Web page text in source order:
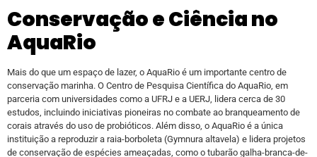
Conservação e Ciência no
AquaRio
Mais do que um espaço de lazer, o AquaRio é um importante centro de
conservação marinha. O Centro de Pesquisa Científica do AquaRio, em
parceria com universidades como a UFRJ e a UERJ, lidera cerca de 30
estudos, incluindo iniciativas pioneiras no combate ao branqueamento de
corais através do uso de probióticos. Além disso, o AquaRio é a única
instituição a reproduzir a raia-borboleta (Gymnura altavela) e lidera projetos
de conservação de espécies ameaçadas, como o tubarão galha-branca-de-